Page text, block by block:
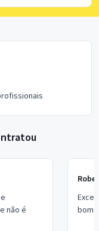
não é
bom